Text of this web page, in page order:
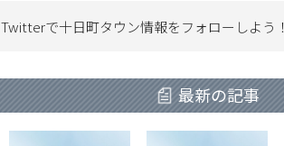
Twitterで十日町タウン情報をフォローしよう！
最新の記事